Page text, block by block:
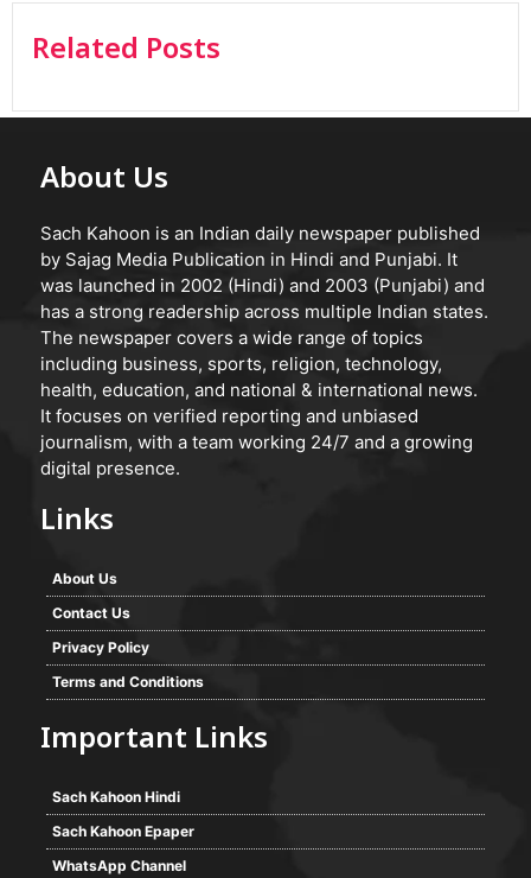
Related Posts
About Us
Sach Kahoon is an Indian daily newspaper published
by Sajag Media Publication in Hindi and Punjabi. It
was launched in 2002 (Hindi) and 2003 (Punjabi) and
has a strong readership across multiple Indian states.
The newspaper covers a wide range of topics
including business, sports, religion, technology,
health, education, and national & international news.
It focuses on verified reporting and unbiased
journalism, with a team working 24/7 and a growing
digital presence.
Links
About Us
Contact Us
Privacy Policy
Terms and Conditions
Important Links
Sach Kahoon Hindi
Sach Kahoon Epaper
WhatsApp Channel